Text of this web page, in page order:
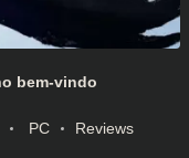
bem-vindo
PC Reviews